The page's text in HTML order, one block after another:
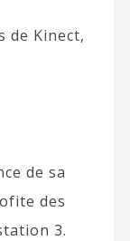
de Kinect,
de sa
des
3.